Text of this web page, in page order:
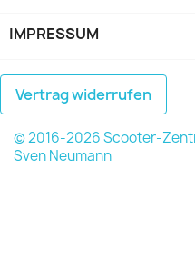
IMPRESSUM
Vertrag widerrufen
© 2016-2026 Scooter-
Sven Neumann